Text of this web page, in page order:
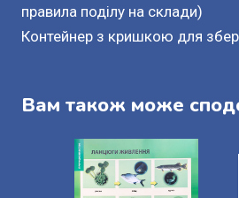
правила поділу на склади)
Контейнер з кришкою для
Вам також може